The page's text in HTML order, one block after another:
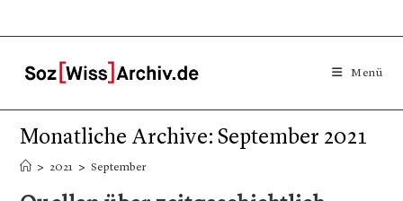
Menü
Monatliche Archive: September 2021
> 2021 > September